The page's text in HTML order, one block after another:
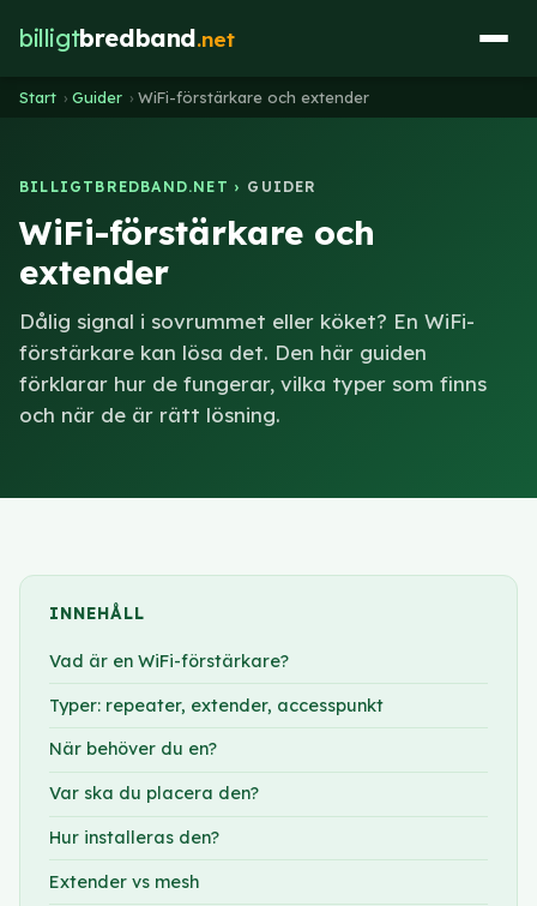
billigtbredband.net
Start › Guider › WiFi-förstärkare och extender
BILLIGTBREDBAND.NET › GUIDER
WiFi-förstärkare och
extender
Dålig signal i sovrummet eller köket? En WiFi-
förstärkare kan lösa det. Den här guiden
förklarar hur de fungerar, vilka typer som finns
och när de är rätt lösning.
INNEHÅLL
Vad är en WiFi-förstärkare?
Typer: repeater, extender, accesspunkt
När behöver du en?
Var ska du placera den?
Hur installeras den?
Extender vs mesh